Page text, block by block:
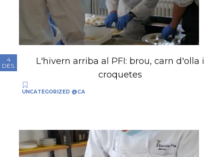
4
DES.
L'hivern arriba al PFI: brou, carn d'olla i
croquetes
UNCATEGORIZED @CA